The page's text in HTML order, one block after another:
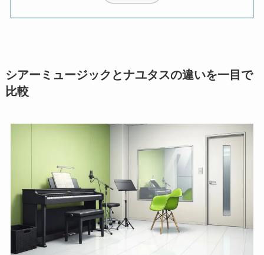
シアーミュージックとナユタスの違いを一目で
比較